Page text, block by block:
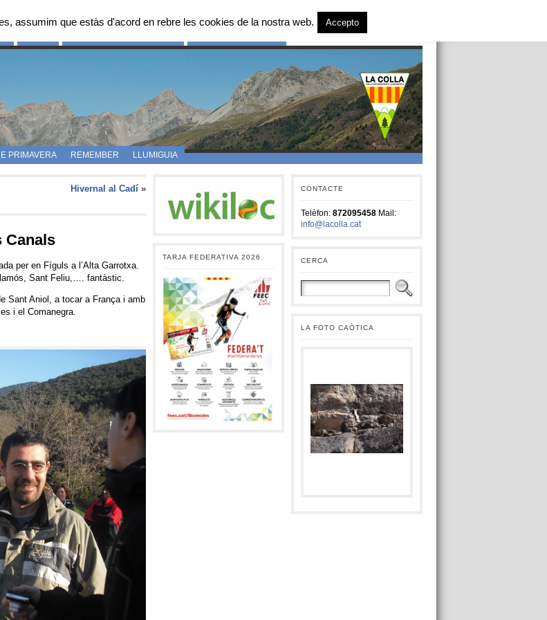
PRIMAVERA REMEMBER LLUMIGUIA
Hivernal al Cadí »
Canals
per en Fíguls a l’Alta Garrotxa.
Sant Feliu,…. fantàstic.
Sant Aniol, a tocar a França i amb
i el Comanegra.
TARJA FEDERATIVA 2026
CONTACTE
Telèfon: 872095458 Mail:
info@lacolla.cat
CERCA
LA FOTO CAÒTICA
assumim que estàs d'acord en rebre les cookies de la nostra web. Accepto